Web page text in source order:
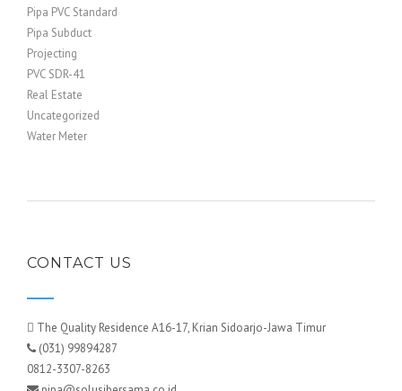
Pipa PVC Standard
Pipa Subduct
Projecting
PVC SDR-41
Real Estate
Uncategorized
Water Meter
CONTACT US
The Quality Residence A16-17, Krian Sidoarjo-Jawa Timur
(031) 99894287
0812-3307-8263